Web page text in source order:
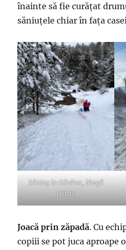
înainte să fie curățat
săniuțele chiar în fața
Săniuș la Gărâna, lângă
pârtie
Joacă prin zăpadă. Cu
copiii se pot juca aproape